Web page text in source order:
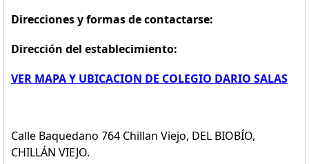
Direcciones y formas de contactarse:
Dirección del establecimiento:
VER MAPA Y UBICACION DE COLEGIO DARIO SALAS
Calle Baquedano 764 Chillan Viejo, DEL BIOBÍO,
CHILLÁN VIEJO.